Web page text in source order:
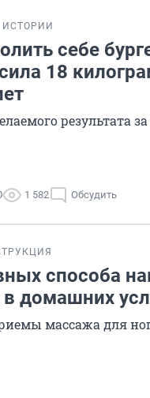
ИСТОРИИ
себе
18
результата
1 582 Обсудить
способа
домашних
массажа для